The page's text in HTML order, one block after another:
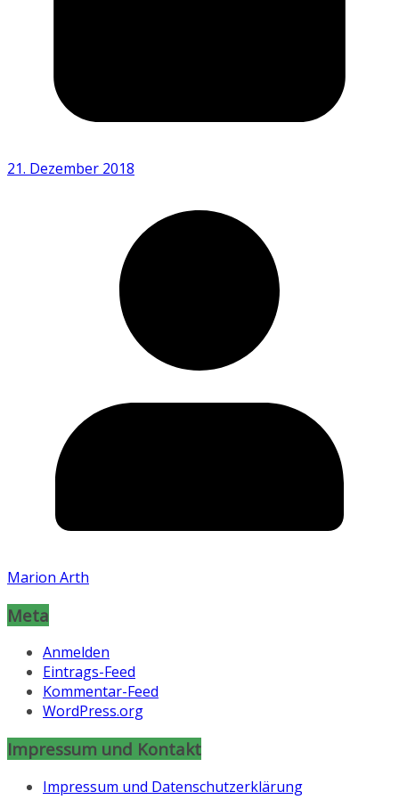
21. Dezember 2018
Marion Arth
Meta
Anmelden
Eintrags-Feed
Kommentar-Feed
WordPress.org
Impressum und Kontakt
Impressum und Datenschutzerklärung